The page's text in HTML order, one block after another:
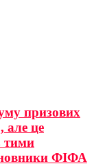
призових
але це
тими
ФІФА